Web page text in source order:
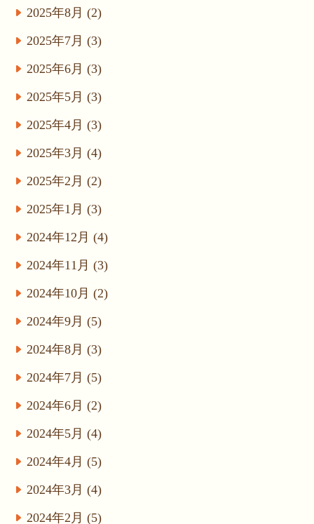
2025年8月 (2)
2025年7月 (3)
2025年6月 (3)
2025年5月 (3)
2025年4月 (3)
2025年3月 (4)
2025年2月 (2)
2025年1月 (3)
2024年12月 (4)
2024年11月 (3)
2024年10月 (2)
2024年9月 (5)
2024年8月 (3)
2024年7月 (5)
2024年6月 (2)
2024年5月 (4)
2024年4月 (5)
2024年3月 (4)
2024年2月 (5)